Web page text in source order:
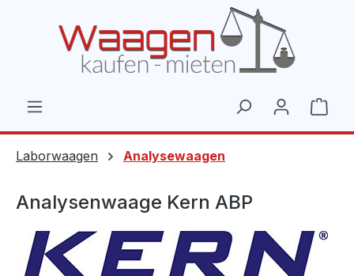
Laborwaagen Analysewaagen
Analysenwaage Kern ABP